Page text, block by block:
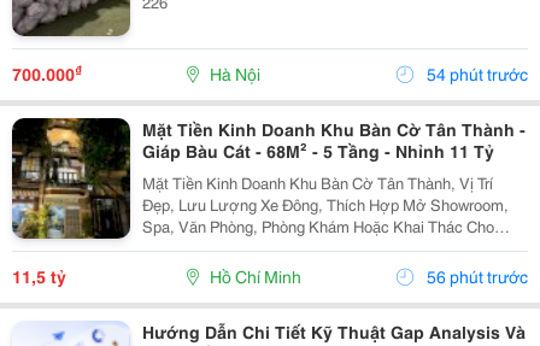
700.000₫ Hà Nội 54 phút trước
Mặt Tiền Kinh Doanh Khu Bàn Cờ Tân Thành -
Giáp Bàu Cát - 68M² - 5 Tầng - Nhỉnh 11 Tỷ
Mặt Tiền Kinh Doanh Khu Bàn Cờ Tân Thành, Vị Trí
Đẹp, Lưu Lượng Xe Đông, Thích Hợp Mở Showroom,
Spa, Văn Phòng, Phòng Khám Hoặc Khai Thác Cho
Thuê. Ưu Điểm Nổi Bật: Diện Tích: 68M&Sup2; Kết
Cấu: 4 Tầng + Sân Thượng 6 Phòng Ngủ Khép Kín...
11,5 tỷ Hồ Chí Minh 56 phút trước
Hướng Dẫn Chi Tiết Kỹ Thuật Gap Analysis Và